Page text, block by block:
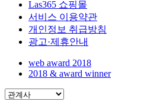
Las365 쇼핑몰
서비스 이용약관
개인정보 취급방침
광고·제휴안내
web award 2018
2018 & award winner